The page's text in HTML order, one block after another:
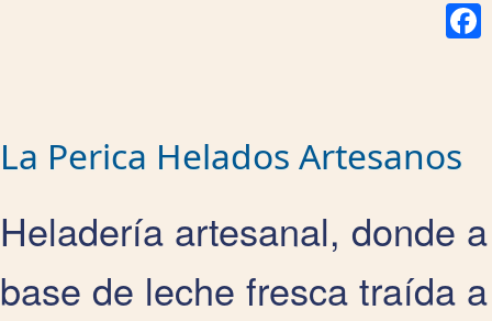
La Perica Helados Artesanos
Heladería artesanal, donde
base de leche fresca traída